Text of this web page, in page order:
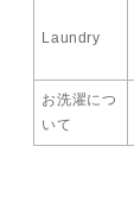
Laundry
お洗濯につ
いて